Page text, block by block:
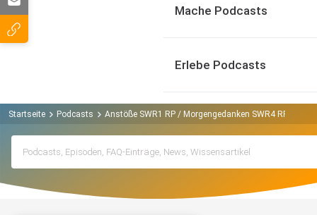
Mache Podcasts
Erlebe Podcasts
Startseite Podcasts Anstöße SWR1 RP / Morgengedanken SWR4 RP -